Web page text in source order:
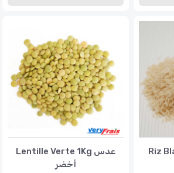
Lentille Verte 1Kg عدس
أخضر